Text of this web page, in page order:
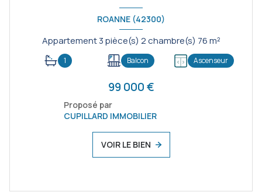
ROANNE (42300)
Appartement 3 pièce(s) 2 chambre(s) 76 m²
1 Balcon Ascenseur
99 000 €
Proposé par
CUPILLARD IMMOBILIER
VOIR LE BIEN